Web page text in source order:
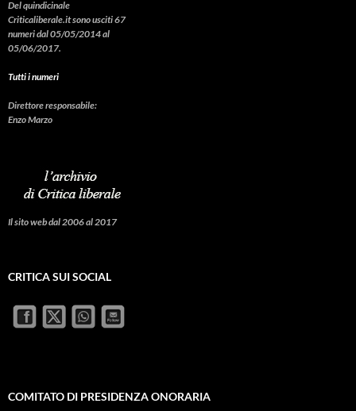
Del quindicinale
Criticaliberale.it sono usciti 67
numeri dal 05/05/2014 al
05/06/2017.
Tutti i numeri
Direttore responsabile:
Enzo Marzo
Il sito web dal 2006 al 2017
CRITICA SUI SOCIAL
COMITATO DI PRESIDENZA ONORARIA